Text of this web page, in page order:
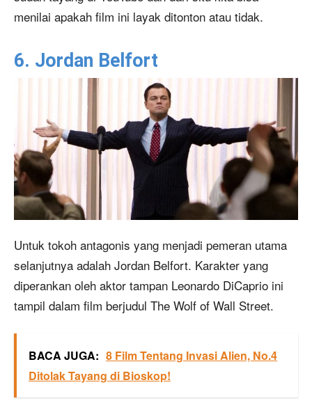
menilai apakah film ini layak ditonton atau tidak.
6. Jordan Belfort
Untuk tokoh antagonis yang menjadi pemeran utama
selanjutnya adalah Jordan Belfort. Karakter yang
diperankan oleh aktor tampan Leonardo DiCaprio ini
tampil dalam film berjudul The Wolf of Wall Street.
BACA JUGA: 8 Film Tentang Invasi Alien, No.4
Ditolak Tayang di Bioskop!